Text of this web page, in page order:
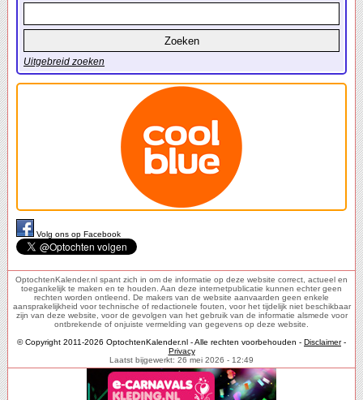
Uitgebreid zoeken
Volg ons op Facebook
OptochtenKalender.nl spant zich in om de informatie op deze website correct, actueel en
toegankelijk te maken en te houden. Aan deze internetpublicatie kunnen echter geen
rechten worden ontleend. De makers van de website aanvaarden geen enkele
aansprakelijkheid voor technische of redactionele fouten, voor het tijdelijk niet beschikbaar
zijn van deze website, voor de gevolgen van het gebruik van de informatie alsmede voor
ontbrekende of onjuiste vermelding van gegevens op deze website.
© Copyright 2011-2026 OptochtenKalender.nl - Alle rechten voorbehouden - Disclaimer-
Privacy
Laatst bijgewerkt: 26 mei 2026 - 12:49